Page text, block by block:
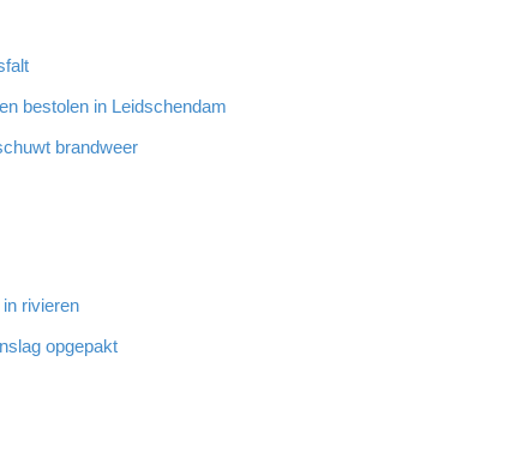
bestolen in Leidschendam
brandweer
rivieren
opgepakt